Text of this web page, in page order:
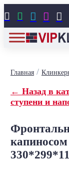
    
Главная/
← Назад в
ступени и